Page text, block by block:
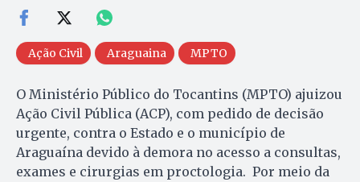
Ação Civil Araguaina MPTO
O Ministério Público do Tocantins (MPTO) ajuizou
Ação Civil Pública (ACP), com pedido de decisão
urgente, contra o Estado e o município de
Araguaína devido à demora no acesso a consultas,
exames e cirurgias em proctologia. Por meio da